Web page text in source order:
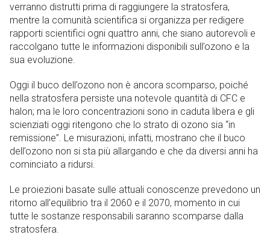
verranno distrutti prima di raggiungere la stratosfera,
mentre la comunità scientifica si organizza per redigere
rapporti scientifici ogni quattro anni, che siano autorevoli e
raccolgano tutte le informazioni disponibili sull’ozono e la
sua evoluzione.
Oggi il buco dell’ozono non è ancora scomparso, poiché
nella stratosfera persiste una notevole quantità di CFC e
halon; ma le loro concentrazioni sono in caduta libera e gli
scienziati oggi ritengono che lo strato di ozono sia “in
remissione”. Le misurazioni, infatti, mostrano che il buco
dell’ozono non si sta più allargando e che da diversi anni ha
cominciato a ridursi.
Le proiezioni basate sulle attuali conoscenze prevedono un
ritorno all’equilibrio tra il 2060 e il 2070, momento in cui
tutte le sostanze responsabili saranno scomparse dalla
stratosfera.